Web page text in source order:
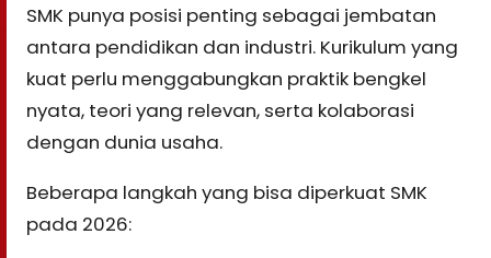
SMK punya posisi penting sebagai jembatan
antara pendidikan dan industri. Kurikulum yang
kuat perlu menggabungkan praktik bengkel
nyata, teori yang relevan, serta kolaborasi
dengan dunia usaha.
Beberapa langkah yang bisa diperkuat SMK
pada 2026: